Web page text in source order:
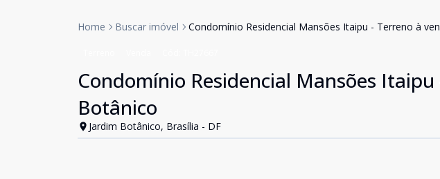
Home Buscar imóvel Condomínio Residencial Mansões Itaipu - Terreno à
Condomínio Residencial Mansões
Botânico
Jardim Botânico, Brasília - DF